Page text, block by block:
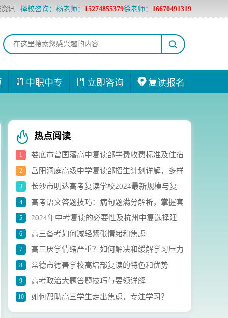
中职中专 立即咨询 复读报名
讯 择校咨询：杨老师： 15274855379徐老师： 16670491319
热点阅读
1
娄底市曾国藩高中复读部学费收费标准及住宿
费用详解
2
岳阳洞庭高级中学复读部招生计划详解，多样
化选科组合助力学生成长
3
长沙市明达高考复读学校2024最新规模与复
读生人数实时统计
4
高考语文答题技巧：病句题满分解析，掌握套
路轻松应对
5
2024年中考复读的必要性及杭州中复选择建
议
6 高三备考如何减轻紧张情绪和焦虑
7 高三厌学情绪严重？如何解决和缓解学习压力
8 常德市德善学校高培部复读的特色和优势
9 高考政治大题答题技巧与要领详解
10 如何帮助高三学生走出焦虑，专注学习？